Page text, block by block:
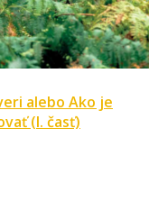
alebo Ako je
(I. časť)